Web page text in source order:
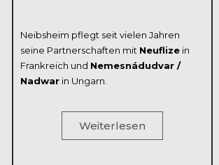
Neibsheim pflegt seit vielen Jahren
seine Partnerschaften mit Neuflize in
Frankreich und Nemesnádudvar /
Nadwar in Ungarn.
Weiterlesen